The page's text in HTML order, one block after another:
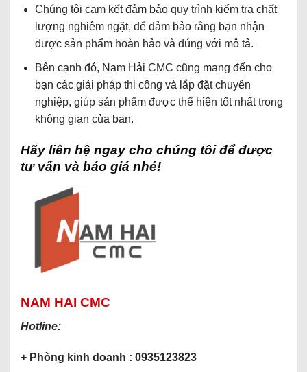
Chúng tôi cam kết đảm bảo quy trình kiểm tra chất
lượng nghiêm ngặt, để đảm bảo rằng bạn nhận
được sản phẩm hoàn hảo và đúng với mô tả.
Bên cạnh đó, Nam Hải CMC cũng mang đến cho
bạn các giải pháp thi công và lắp đặt chuyên
nghiệp, giúp sản phẩm được thể hiện tốt nhất trong
không gian của bạn.
Hãy liên hệ ngay cho chúng tôi để được
tư vấn và báo giá nhé!
NAM HAI CMC
Hotline:
+ Phòng kinh doanh : 0935123823